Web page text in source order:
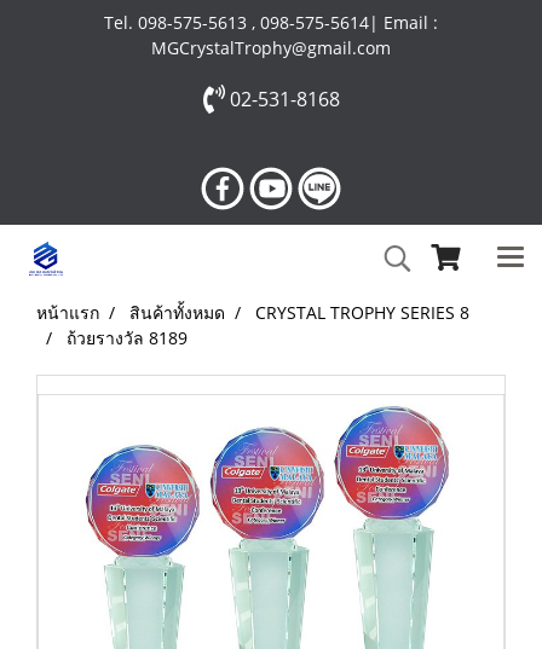
Tel. 098-575-5613 , 098-575-5614| Email :
MGCrystalTrophy@gmail.com
02-531-8168
หน้าแรก สินค้าทั้งหมด
CRYSTAL TROPHY SERIES 8
ถ้วยรางวัล 8189